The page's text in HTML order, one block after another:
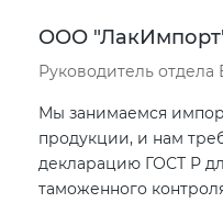
ООО
Руководитель отдела
Мы занимаемся
продукции, и нам
декларацию ГОСТ Р
таможенного